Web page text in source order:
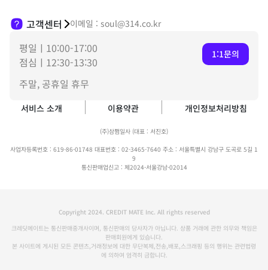
고객센터 이메일 : soul@314.co.kr
평일ㅣ10:00-17:00
점심ㅣ12:30-13:30
주말, 공휴일 휴무
1:1문의
서비스 소개 이용약관 개인정보처리방침
(주)삼쩜일사 (대표 : 서진호)
사업자등록번호 : 619-86-01748 대표번호 : 02-3465-7640 주소 : 서울특별시 강남구 도곡로 5길 1
9
통신판매업신고 : 제2024-서울강남-02014
Copyright 2024. CREDIT MATE Inc. All rights reserved
크레딧메이트는 통신판매중개사이며, 통신판매의 당사자가 아닙니다. 상품 거래에 관한 의무와 책임은
판매회원에게 있습니다.
본 사이트에 게시된 모든 콘텐츠,거래정보에 대한 무단복제,전송,배포,스크래핑 등의 행위는 관련법령
에 의하여 엄격히 금합니다.